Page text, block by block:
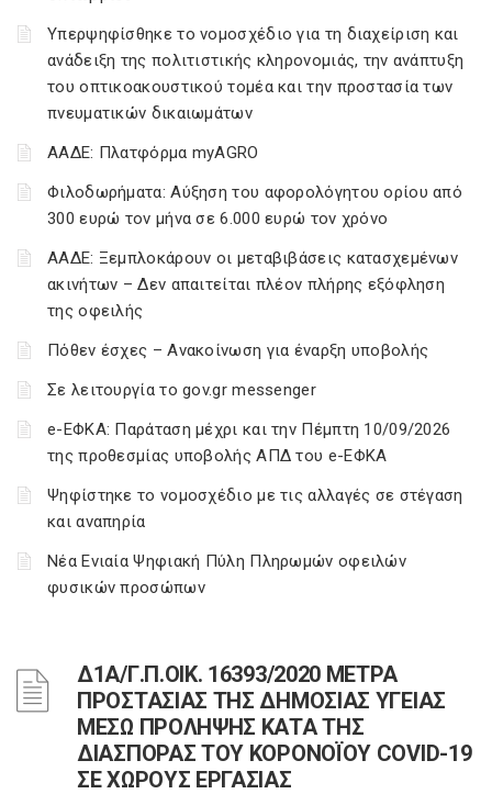
Υπερψηφίσθηκε το νομοσχέδιο για τη διαχείριση και
ανάδειξη της πολιτιστικής κληρονομιάς, την ανάπτυξη
του οπτικοακουστικού τομέα και την προστασία των
πνευματικών δικαιωμάτων
ΑΑΔΕ: Πλατφόρμα myAGRO
Φιλοδωρήματα: Αύξηση του αφορολόγητου ορίου από
300 ευρώ τον μήνα σε 6.000 ευρώ τον χρόνο
ΑΑΔΕ: Ξεμπλοκάρουν οι μεταβιβάσεις κατασχεμένων
ακινήτων – Δεν απαιτείται πλέον πλήρης εξόφληση
της οφειλής
Πόθεν έσχες – Ανακοίνωση για έναρξη υποβολής
Σε λειτουργία το gov.gr messenger
e-ΕΦΚΑ: Παράταση μέχρι και την Πέμπτη 10/09/2026
της προθεσμίας υποβολής ΑΠΔ του e-ΕΦΚΑ
Ψηφίστηκε το νομοσχέδιο με τις αλλαγές σε στέγαση
και αναπηρία
Νέα Ενιαία Ψηφιακή Πύλη Πληρωμών οφειλών
φυσικών προσώπων
Δ1Α/Γ.Π.ΟΙΚ. 16393/2020 ΜΕΤΡΑ
ΠΡΟΣΤΑΣΙΑΣ ΤΗΣ ΔΗΜΟΣΙΑΣ ΥΓΕΙΑΣ
ΜΕΣΩ ΠΡΟΛΗΨΗΣ ΚΑΤΑ ΤΗΣ
ΔΙΑΣΠΟΡΑΣ ΤΟΥ ΚΟΡΟΝΟΪΟΥ COVID-19
ΣΕ ΧΩΡΟΥΣ ΕΡΓΑΣΙΑΣ